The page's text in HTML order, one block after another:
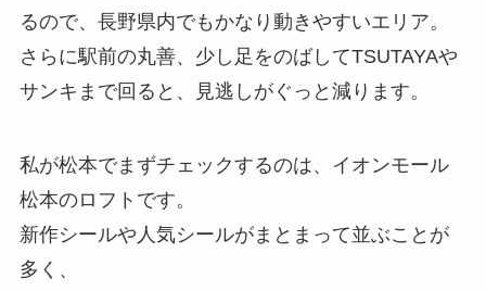
るので、長野県内でもかなり動きやすいエリア。
さらに駅前の丸善、少し足をのばしてTSUTAYAや
サンキまで回ると、見逃しがぐっと減ります。
私が松本でまずチェックするのは、イオンモール
松本のロフトです。
新作シールや人気シールがまとまって並ぶことが
多く、